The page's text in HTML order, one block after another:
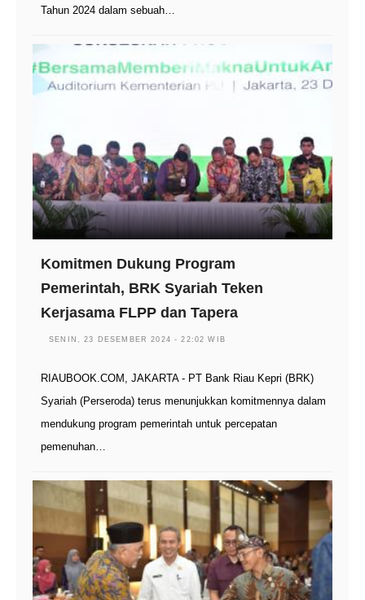
Tahun 2024 dalam sebuah…
Komitmen Dukung Program
Pemerintah, BRK Syariah Teken
Kerjasama FLPP dan Tapera
SENIN, 23 DESEMBER 2024 - 22:02 WIB
RIAUBOOK.COM, JAKARTA - PT Bank Riau Kepri (BRK)
Syariah (Perseroda) terus menunjukkan komitmennya dalam
mendukung program pemerintah untuk percepatan
pemenuhan…